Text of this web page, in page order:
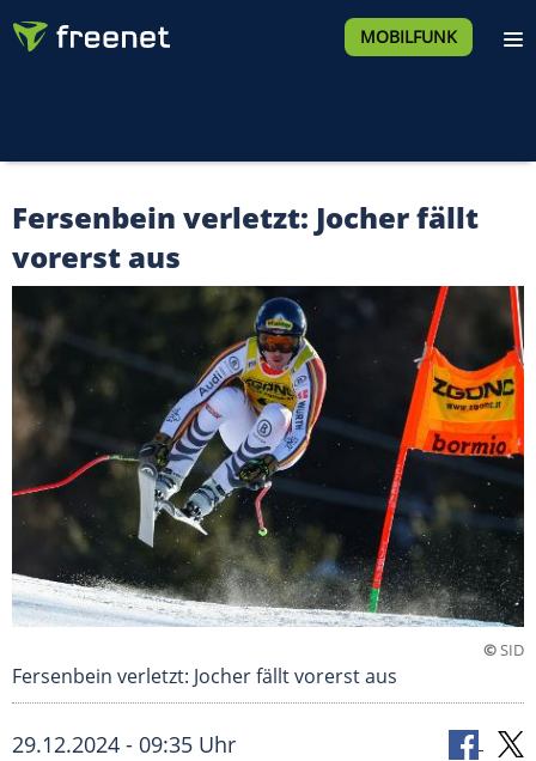
MOBILFUNK
Fersenbein verletzt: Jocher fällt
vorerst aus
©SID
Fersenbein verletzt: Jocher fällt vorerst aus
29.12.2024 - 09:35 Uhr